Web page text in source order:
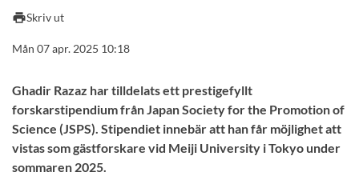
printSkriv ut
Mån 07 apr. 2025 10:18
Ghadir Razaz har tilldelats ett prestigefyllt
forskarstipendium från Japan Society for the Promotion of
Science (JSPS). Stipendiet innebär att han får möjlighet att
vistas som gästforskare vid Meiji University i Tokyo under
sommaren 2025.